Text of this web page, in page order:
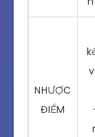
NHƯỢC
ĐIỂM